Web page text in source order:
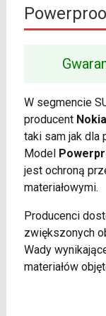
W segmencie
producent
taki sam jak dla
Model
jest ochroną
materiałowymi.
Producenci
zwiększonych
Wady
materiałów